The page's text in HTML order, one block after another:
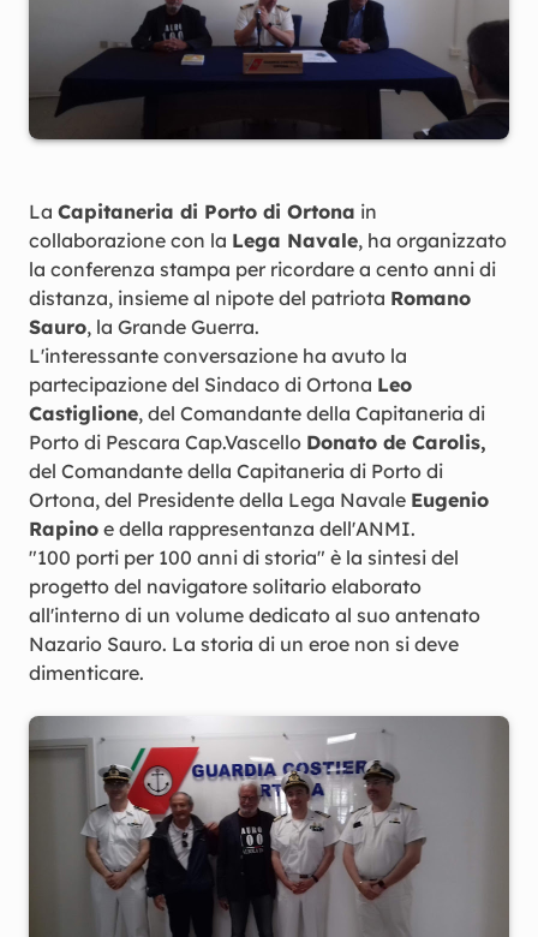
La Capitaneria di Porto di Ortona in
collaborazione con la Lega Navale, ha organizzato
la conferenza stampa per ricordare a cento anni di
distanza, insieme al nipote del patriota Romano
Sauro, la Grande Guerra.
L'interessante conversazione ha avuto la
partecipazione del Sindaco di Ortona Leo
Castiglione, del Comandante della Capitaneria di
Porto di Pescara Cap.Vascello Donato de Carolis,
del Comandante della Capitaneria di Porto di
Ortona, del Presidente della Lega Navale Eugenio
Rapino e della rappresentanza dell'ANMI.
"100 porti per 100 anni di storia" è la sintesi del
progetto del navigatore solitario elaborato
all'interno di un volume dedicato al suo antenato
Nazario Sauro. La storia di un eroe non si deve
dimenticare.